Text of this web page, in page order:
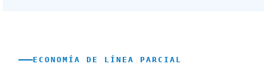
ECONOMÍA DE LÍNEA PARCIAL